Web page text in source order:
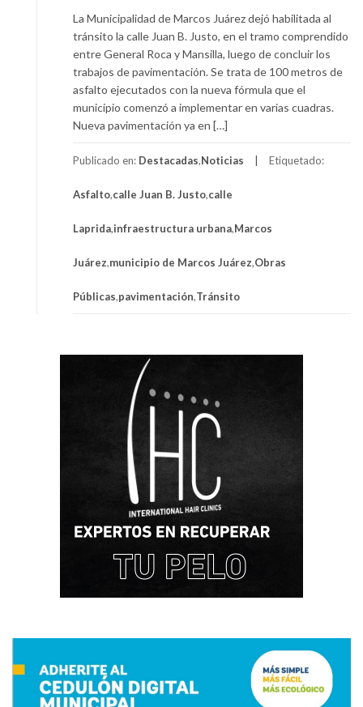
La Municipalidad de Marcos Juárez dejó habilitada al
tránsito la calle Juan B. Justo, en el tramo comprendido
entre General Roca y Mansilla, luego de concluir los
trabajos de pavimentación. Se trata de 100 metros de
asfalto ejecutados con la nueva fórmula que el
municipio comenzó a implementar en varias cuadras.
Nueva pavimentación ya en […]
Publicado en: Destacadas,Noticias Etiquetado:
Asfalto,calle Juan B. Justo,calle
Laprida,infraestructura urbana,Marcos
Juárez,municipio de Marcos Juárez,Obras
Públicas,pavimentación,Tránsito